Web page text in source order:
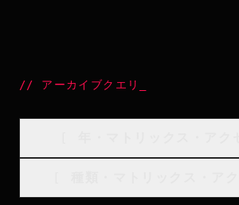
// アーカイブクエリ